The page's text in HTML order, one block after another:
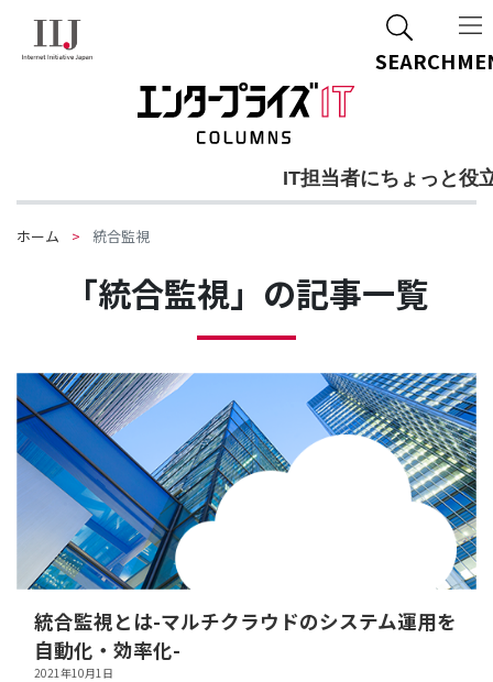
IT担当者にちょっと役
SEARCH
ホーム 統合監視
「統合監視」の記事一覧
統合監視とは-マルチクラウドのシステム運用を
自動化・効率化-
2021年10月1日